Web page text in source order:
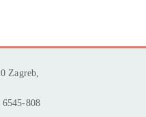
Zagreb,
808